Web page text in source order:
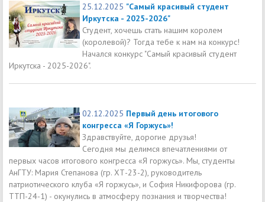
25.12.2025 "Самый красивый студент
Иркутска - 2025-2026"
Студент, хочешь стать нашим королем
(королевой)? Тогда тебе к нам на конкурс!
Начался конкурс "Самый красивый студент
Иркутска - 2025-2026".
02.12.2025 Первый день итогового
конгресса «Я Горжусь»!
Здравствуйте, дорогие друзья!
Сегодня мы делимся впечатлениями от
первых часов итогового конгресса «Я горжусь». Мы, студенты
АнГТУ: Мария Степанова (гр. ХТ-23-2), руководитель
патриотического клуба «Я горжусь», и София Никифорова (гр.
ТТП-24-1) - окунулись в атмосферу познания и творчества!